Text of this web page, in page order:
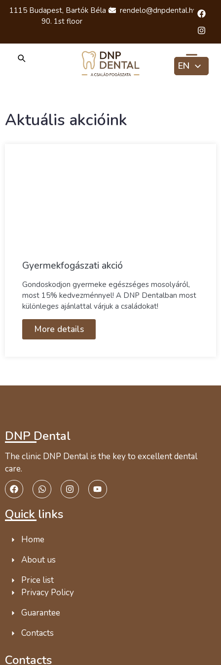
1115 Budapest, Bartók Béla út
90. 1st floor
rendelo@dnpdental.hu
EN
Aktuális akcióink
Gyermekfogászati akció
Gondoskodjon gyermeke egészséges mosolyáról,
most 15% kedvezménnyel! A DNP Dentalban most
különleges ajánlattal várjuk a családokat!
More details
DNP Dental
The clinic DNP Dental is the key to excellent dental
care.
Quick links
Home
About us
Price list
Privacy Policy
Guarantee
Contacts
Contacts